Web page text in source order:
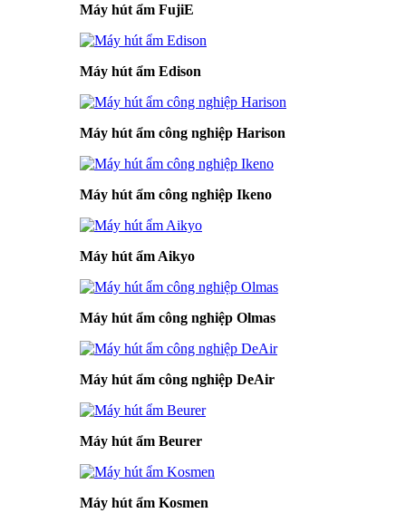
Máy hút ẩm FujiE
Máy hút ẩm Edison
Máy hút ẩm công nghiệp Harison
Máy hút ẩm công nghiệp Ikeno
Máy hút ẩm Aikyo
Máy hút ẩm công nghiệp Olmas
Máy hút ẩm công nghiệp DeAir
Máy hút ẩm Beurer
Máy hút ẩm Kosmen